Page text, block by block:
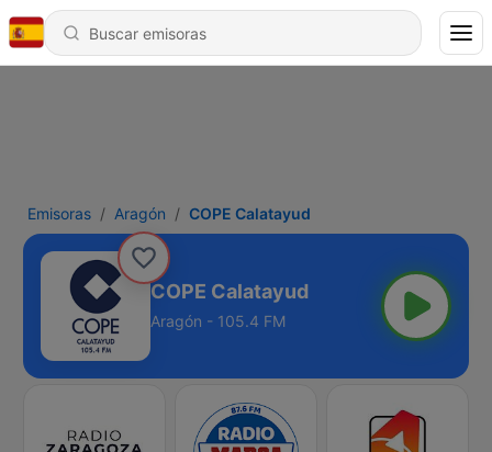
Emisoras Aragón COPE Calatayud
COPE Calatayud
Aragón - 105.4 FM